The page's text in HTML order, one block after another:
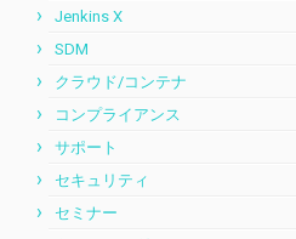
Jenkins X
SDM
クラウド/コンテナ
コンプライアンス
サポート
セキュリティ
セミナー